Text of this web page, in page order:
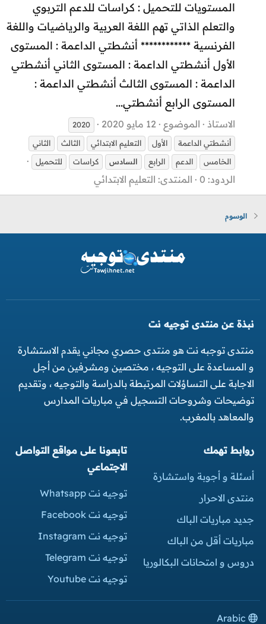
المستويات للتحميل : كراسات للدعم التربوي
والتعلم الذاتي تهم اللغة العربية والرياضيات واللغة
الفرنسية ************ أنشطتي الداعمة : المستوى
الأول أنشطتي الداعمة : المستوى الثاني أنشطتي
الداعمة : المستوى الثالث أنشطتي الداعمة :
المستوى الرابع أنشطتي...
الاستاذ الموضوع 12 مايو 2020
2020
أنشطتي الداعمة
الأول التعليم الابتدائي الثالث
الثاني
الخامس
الدعم الرابع السادس كراسات للتحميل
الردود: 0 المنتدى: التعليم الابتدائي
الوسوم
نبذة عن منتدى توجيه نت
منتدى توجبه نت هو منتدى حصري مجاني يقدم الاستشارة
و المساعدة على التوجيه ، مختصين ومشرفين من أجل
الاجابة على التساؤلات المرتبطة بالدراسة والتوجيه ، وتقديم
توضيحات وشروحات التسجيل في مباريات المدارس
والمعاهد بالمغرب.
روابط تهمك
أسئلة و أجوبة واستشارة
منتدى الاحرار
جديد مباريات الباك
مباريات أقل من الباك
دروس و امتحانات البكالوريا
تابعونا على مواقع التواصل
الاجتماعي
توجيه نت Whatsapp
توجيه نت Facebook
توجيه نت Instagram
توجيه نت Telegram
توجيه نت Youtube